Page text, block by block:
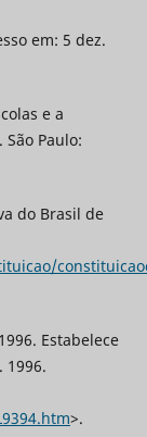
em: 5 dez.
e a
Paulo:
do Brasil de
Estabelece
1996.
>.